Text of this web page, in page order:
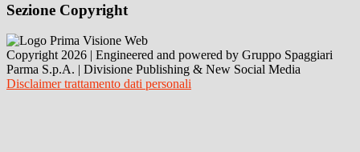
Sezione Copyright
Copyright 2026 | Engineered and powered by Gruppo Spaggiari
Parma S.p.A. | Divisione Publishing & New Social Media
Disclaimer trattamento dati personali